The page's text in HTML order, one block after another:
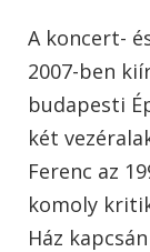
A koncert-
2007-ben
budapesti
két
Ferenc az
komoly
Ház